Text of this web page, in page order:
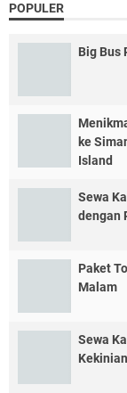
POPULER
Big Bus
ke
Island
Sewa
dengan
Paket
Malam
Sewa
Kekinian